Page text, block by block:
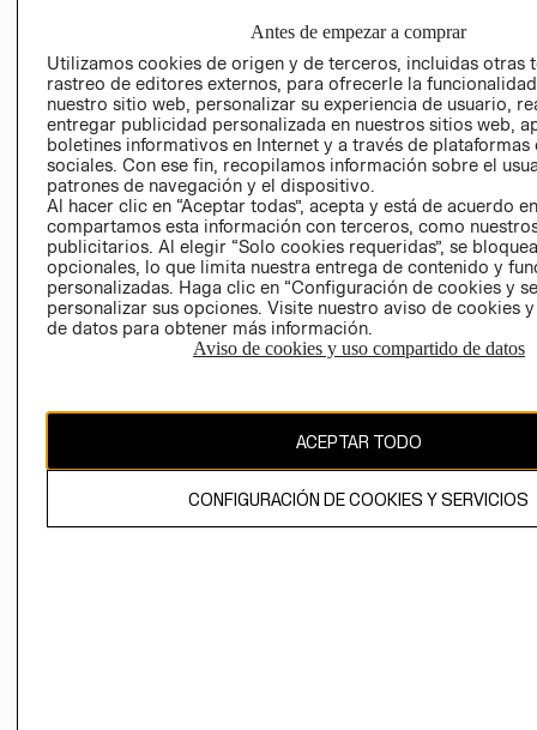
RELACIÓN CON
INVERSIONISTAS
POLÍTICA
EMPRESARIAL
- RETIRO EN
TIENDA
TÉRMINOS Y
CONDICIONES
AVISO DE
PRIVACIDAD
GIFT CARD
AVISO DE
COOKIES
Chile ($)
Antes de empezar a comprar
Utilizamos cookies de origen y de terceros, incluidas otras
rastreo de editores externos, para ofrecerle la
nuestro sitio web, personalizar su experiencia de usuario,
entregar publicidad personalizada en nuestros sitios web,
boletines informativos en Internet y a través de plataformas
sociales. Con ese fin, recopilamos información sobre el
patrones de navegación y el dispositivo.
Al hacer clic en “Aceptar todas”, acepta y está de acuerdo
compartamos esta información con terceros, como
publicitarios. Al elegir “Solo cookies requeridas”, se
opcionales, lo que limita nuestra entrega de contenido y
personalizadas. Haga clic en “Configuración de cookies y
personalizar sus opciones. Visite nuestro aviso de cookies
de datos para obtener más información.
Aviso de cookies y uso compartido de datos
ACEPTAR TODO
CONFIGURACIÓN DE COOKIES Y SERVICIOS